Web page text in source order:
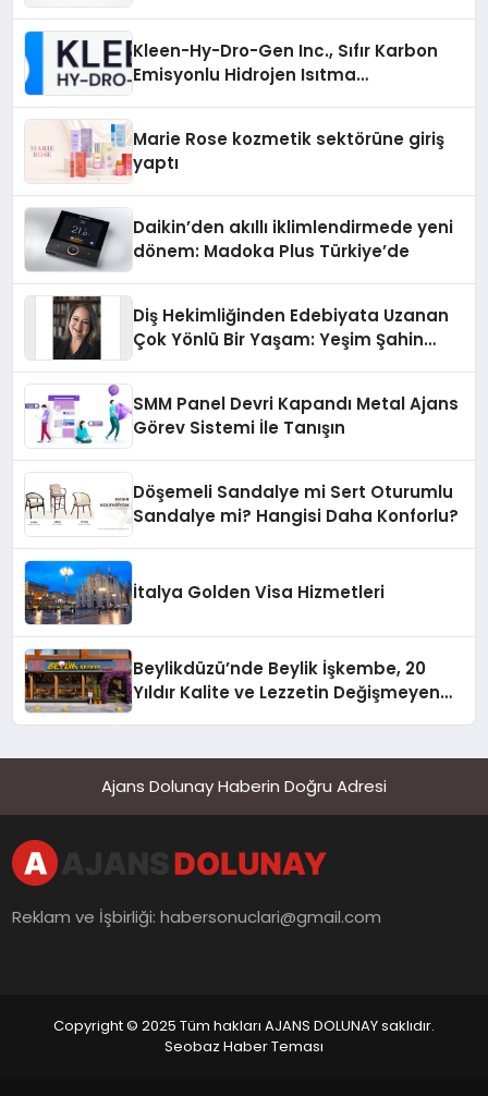
Kleen-Hy-Dro-Gen Inc., Sıfır Karbon
Emisyonlu Hidrojen Isıtma
Marie Rose kozmetik sektörüne giriş
yaptı
Daikin’den akıllı iklimlendirmede yeni
dönem: Madoka Plus Türkiye’de
Diş Hekimliğinden Edebiyata Uzanan
Çok Yönlü Bir Yaşam: Yeşim Şahin
SMM Panel Devri Kapandı Metal Ajans
Görev Sistemi İle Tanışın
Döşemeli Sandalye mi Sert Oturumlu
Sandalye mi? Hangisi Daha Konforlu?
İtalya Golden Visa Hizmetleri
Beylikdüzü’nde Beylik İşkembe, 20
Yıldır Kalite ve Lezzetin Değişmeyen
Ajans Dolunay Haberin Doğru Adresi
Reklam ve İşbirliği:habersonuclari@gmail.com
Copyright © 2025 Tüm hakları AJANS DOLUNAY saklıdır.
Seobaz Haber Teması